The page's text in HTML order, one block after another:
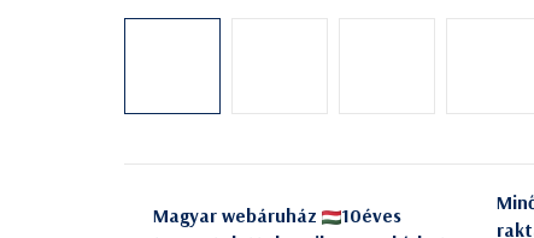
Magyar webáruház
10éves